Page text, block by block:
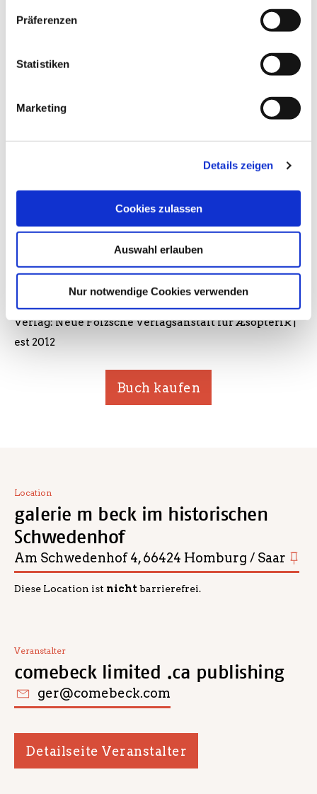
Präferenzen
Statistiken
Marketing
Details zeigen
Cookies zulassen
Auswahl erlauben
Nur notwendige Cookies verwenden
mit Worten….
– Website Autor*in
Verlag: Neue Folzsche Verlagsanstalt für Æsopterik |
est 2012
Buch kaufen
Location
galerie m beck im historischen
Schwedenhof
Am Schwedenhof 4, 66424 Homburg / Saar
Diese Location ist nichtbarrierefrei.
Veranstalter
comebeck limited .ca publishing
ger@comebeck.com
Detailseite Veranstalter